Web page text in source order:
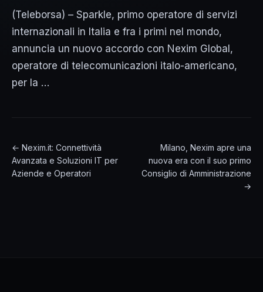
(Teleborsa) – Sparkle, primo operatore di servizi
internazionali in Italia e fra i primi nel mondo,
annuncia un nuovo accordo con Nexim Global,
operatore di telecomunicazioni italo-americano,
per la …
← Nexim.it: Connettività
Avanzata e Soluzioni IT per
Aziende e Operatori
Milano, Nexim apre una
nuova era con il suo primo
Consiglio di Amministrazione
→